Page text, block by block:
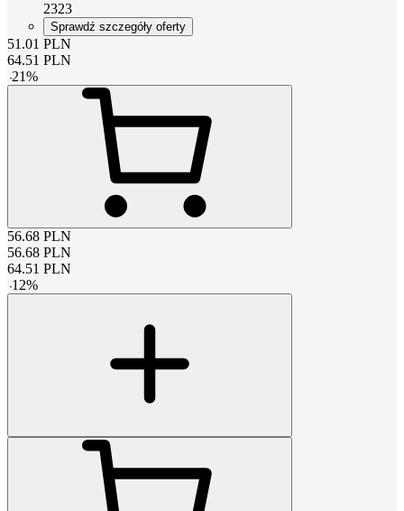
2323
Sprawdź szczegóły oferty
51.01 PLN
64.51 PLN
-21%
56.68 PLN
56.68 PLN
64.51 PLN
-12%